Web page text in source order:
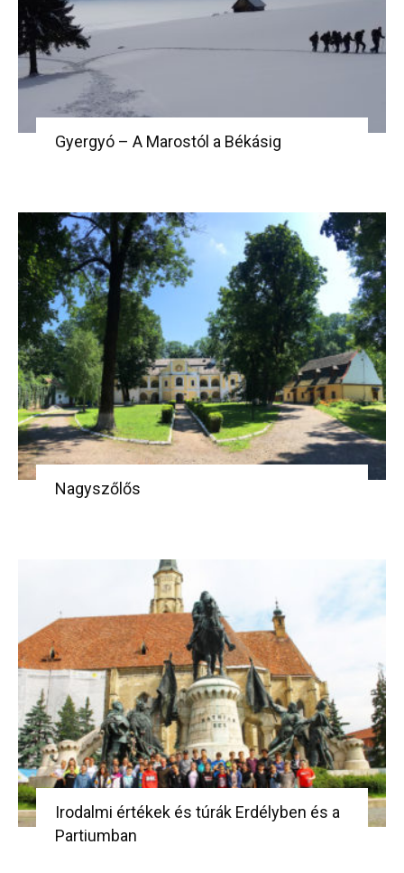
Gyergyó – A Marostól a Békásig
Nagyszőlős
Irodalmi értékek és túrák Erdélyben és a
Partiumban